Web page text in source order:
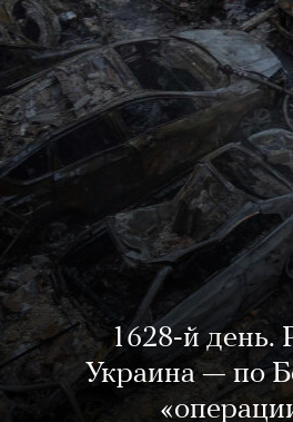
1628-й день.
Украина — по